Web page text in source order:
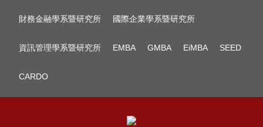
財務金融學系暨研究所 國際企業學系暨研究所
資訊管理學系暨研究所 EMBA GMBA EiMBA SEED
CARDO